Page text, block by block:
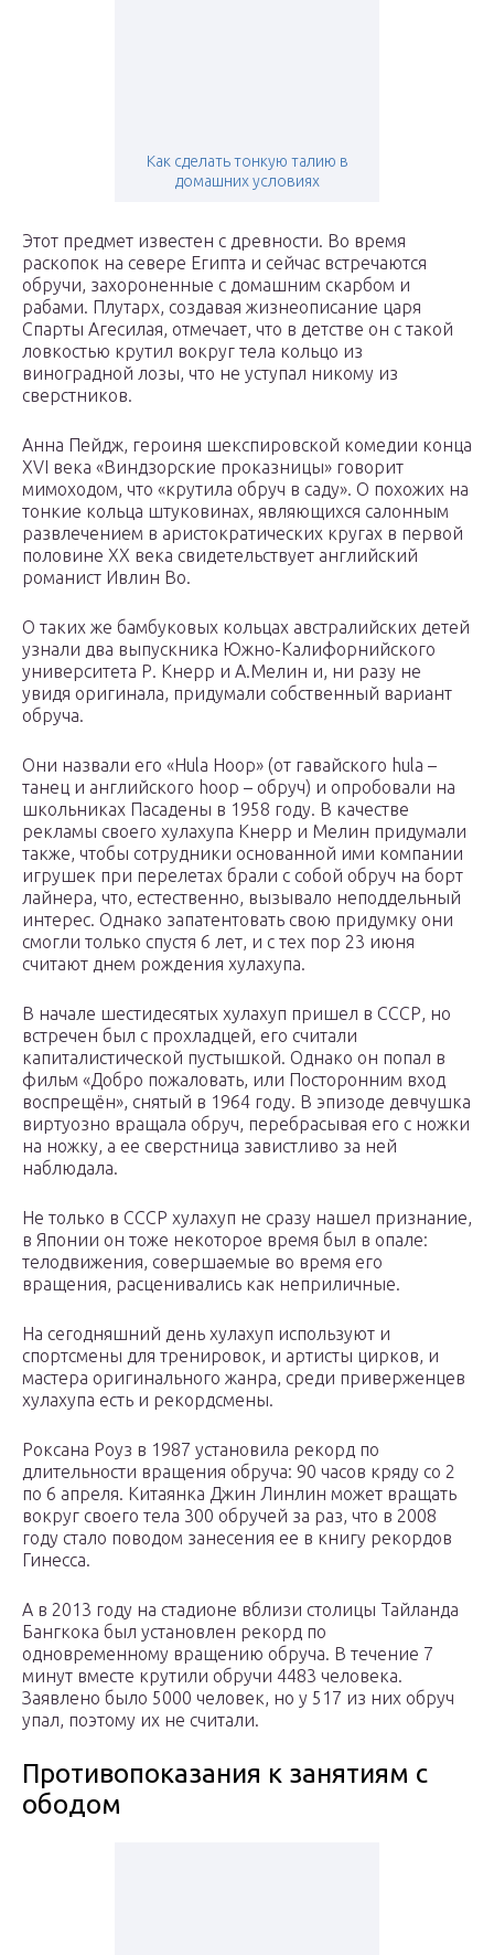
Как сделать тонкую талию в
домашних условиях
Этот предмет известен с древности. Во время
раскопок на севере Египта и сейчас встречаются
обручи, захороненные с домашним скарбом и
рабами. Плутарх, создавая жизнеописание царя
Спарты Агесилая, отмечает, что в детстве он с такой
ловкостью крутил вокруг тела кольцо из
виноградной лозы, что не уступал никому из
сверстников.
Анна Пейдж, героиня шекспировской комедии конца
XVI века «Виндзорские проказницы» говорит
мимоходом, что «крутила обруч в саду». О похожих на
тонкие кольца штуковинах, являющихся салонным
развлечением в аристократических кругах в первой
половине ХХ века свидетельствует английский
романист Ивлин Во.
О таких же бамбуковых кольцах австралийских детей
узнали два выпускника Южно-Калифорнийского
университета Р. Кнерр и А.Мелин и, ни разу не
увидя оригинала, придумали собственный вариант
обруча.
Они назвали его «Hula Hoop» (от гавайского hula –
танец и английского hoop – обруч) и опробовали на
школьниках Пасадены в 1958 году. В качестве
рекламы своего хулахупа Кнерр и Мелин придумали
также, чтобы сотрудники основанной ими компании
игрушек при перелетах брали с собой обруч на борт
лайнера, что, естественно, вызывало неподдельный
интерес. Однако запатентовать свою придумку они
смогли только спустя 6 лет, и с тех пор 23 июня
считают днем рождения хулахупа.
В начале шестидесятых хулахуп пришел в СССР, но
встречен был с прохладцей, его считали
капиталистической пустышкой. Однако он попал в
фильм «Добро пожаловать, или Посторонним вход
воспрещён», снятый в 1964 году. В эпизоде девчушка
виртуозно вращала обруч, перебрасывая его с ножки
на ножку, а ее сверстница завистливо за ней
наблюдала.
Не только в СССР хулахуп не сразу нашел признание,
в Японии он тоже некоторое время был в опале:
телодвижения, совершаемые во время его
вращения, расценивались как неприличные.
На сегодняшний день хулахуп используют и
спортсмены для тренировок, и артисты цирков, и
мастера оригинального жанра, среди приверженцев
хулахупа есть и рекордсмены.
Роксана Роуз в 1987 установила рекорд по
длительности вращения обруча: 90 часов кряду со 2
по 6 апреля. Китаянка Джин Линлин может вращать
вокруг своего тела 300 обручей за раз, что в 2008
году стало поводом занесения ее в книгу рекордов
Гинесса.
А в 2013 году на стадионе вблизи столицы Тайланда
Бангкока был установлен рекорд по
одновременному вращению обруча. В течение 7
минут вместе крутили обручи 4483 человека.
Заявлено было 5000 человек, но у 517 из них обруч
упал, поэтому их не считали.
Противопоказания к занятиям с
ободом